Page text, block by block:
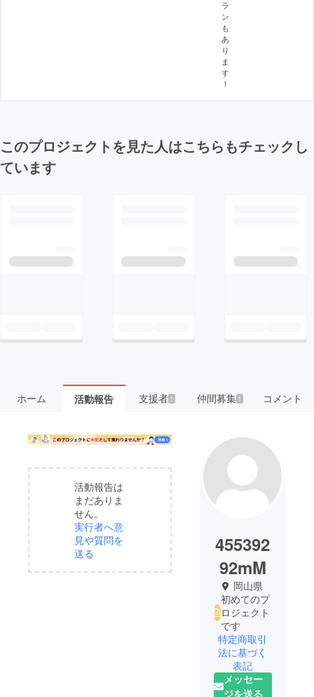
ラ
ン
も
あ
り
ま
す
！
このプロジェクトを見た人はこちらもチェックし
ています
ホーム 活動報告 支援者 1 仲間募集 1 コメント
活動報告は
まだありま
せん。
実行者へ意
見や質問を
送る
455392
92mM
岡山県
初めてのプ
ロジェクト
です
特定商取引
法に基づく
表記
メッセー
ジを送る